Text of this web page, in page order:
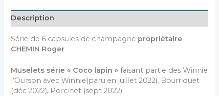
Description
Série de 6 capsules de champagne propriétaire
CHEMIN Roger
Muselets série « Coco lapin »faisant partie des Winnie
l’Ourson avec Winnie(paru en juillet 2022), Bourriquet
(déc 2022), Porcinet (sept 2022)